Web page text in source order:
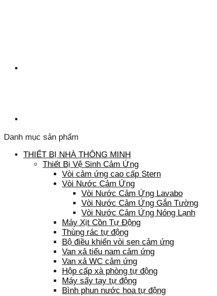
Danh mục sản phẩm
THIẾT BỊ NHÀ THÔNG MINH
Thiết Bị Vệ Sinh Cảm Ứng
Vòi cảm ứng cao cấp Stern
Vòi Nước Cảm Ứng
Vòi Nước Cảm Ứng Lavabo
Vòi Nước Cảm Ứng Gắn Tường
Vòi Nước Cảm Ứng Nóng Lạnh
Máy Xịt Cồn Tự Động
Thùng rác tự động
Bộ điều khiển vòi sen cảm ứng
Van xả tiểu nam cảm ứng
Van xả WC cảm ứng
Hộp cấp xà phòng tự động
Máy sấy tay tự động
Bình phun nước hoa tự động